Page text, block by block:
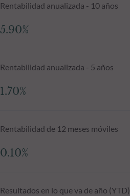
Rentabilidad anualizada - 10 años
5.90%
Rentabilidad anualizada - 5 años
1.70%
Rentabilidad de 12 meses móviles
0.10%
Resultados en lo que va de año (YTD)